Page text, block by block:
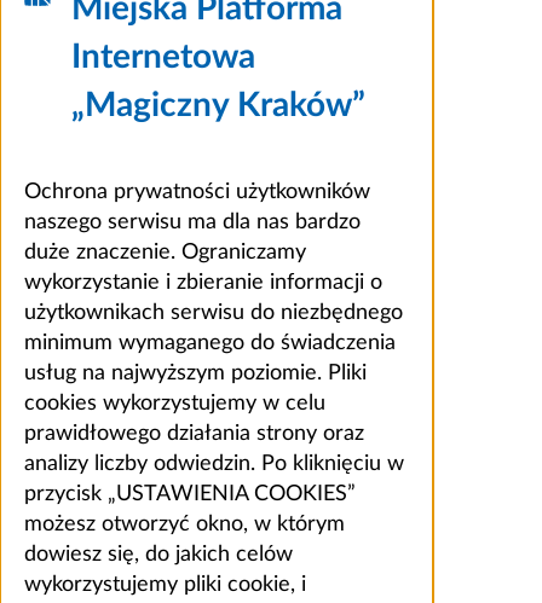
Miejska Platforma
Internetowa
„Magiczny Kraków”
Ochrona prywatności użytkowników
naszego serwisu ma dla nas bardzo
duże znaczenie. Ograniczamy
wykorzystanie i zbieranie informacji o
użytkownikach serwisu do niezbędnego
minimum wymaganego do świadczenia
usług na najwyższym poziomie. Pliki
cookies wykorzystujemy w celu
prawidłowego działania strony oraz
analizy liczby odwiedzin. Po kliknięciu w
przycisk „USTAWIENIA COOKIES”
możesz otworzyć okno, w którym
dowiesz się, do jakich celów
wykorzystujemy pliki cookie, i